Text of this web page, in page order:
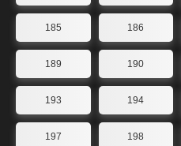
185 186
189 190
193 194
197 198